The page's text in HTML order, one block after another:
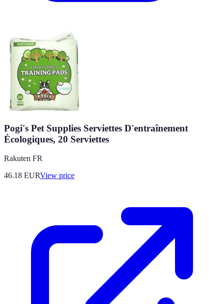
Pogi's Pet Supplies Serviettes D'entraînement
Écologiques, 20 Serviettes
Rakuten FR
46.18 EURView price